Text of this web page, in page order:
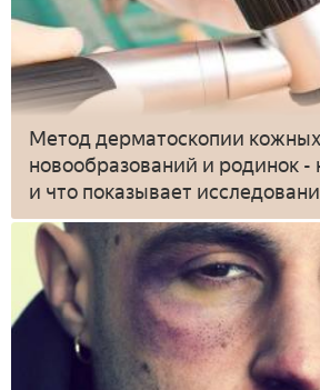
Метод дерматоскопии кожных
новообразований и родинок -
и что показывает